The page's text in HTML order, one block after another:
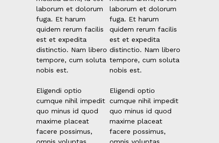
laborum et dolorum
fuga. Et harum
quidem rerum facilis
est et expedita
distinctio. Nam libero
tempore, cum soluta
nobis est.
Eligendi optio
cumque nihil impedit
quo minus id quod
maxime placeat
facere possimus,
laborum et dolorum
fuga. Et harum
quidem rerum facilis
est et expedita
distinctio. Nam libero
tempore, cum soluta
nobis est.
Eligendi optio
cumque nihil impedit
quo minus id quod
maxime placeat
facere possimus,